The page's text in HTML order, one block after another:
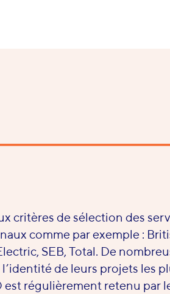
critères de sélection des
comme par exemple :
SEB, Total. De
de leurs projets les
est régulièrement retenu par